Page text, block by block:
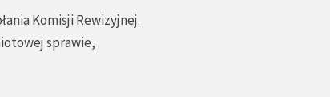
Komisji Rewizyjnej.
sprawie,